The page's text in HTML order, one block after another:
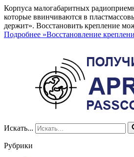
Корпуса малогабаритных
которые ввинчиваются в
держит». Восстановить крепление
Подробнее »Восстановление
Искать...
Рубрики